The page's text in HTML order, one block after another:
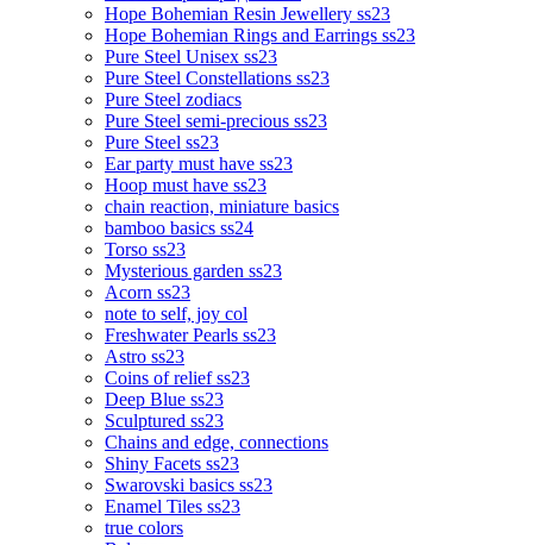
Hope Bohemian Resin Jewellery ss23
Hope Bohemian Rings and Earrings ss23
Pure Steel Unisex ss23
Pure Steel Constellations ss23
Pure Steel zodiacs
Pure Steel semi-precious ss23
Pure Steel ss23
Ear party must have ss23
Hoop must have ss23
chain reaction, miniature basics
bamboo basics ss24
Torso ss23
Mysterious garden ss23
Acorn ss23
note to self, joy col
Freshwater Pearls ss23
Astro ss23
Coins of relief ss23
Deep Blue ss23
Sculptured ss23
Chains and edge, connections
Shiny Facets ss23
Swarovski basics ss23
Enamel Tiles ss23
true colors